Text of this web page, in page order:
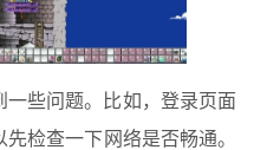
些问题。比如，登录页面
检查一下网络是否畅通。